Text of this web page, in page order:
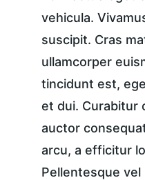
vehicula.
suscipit. Cras
ullamcorper
tincidunt est,
et dui. Curabitur
auctor
arcu, a efficitur
Pellentesque